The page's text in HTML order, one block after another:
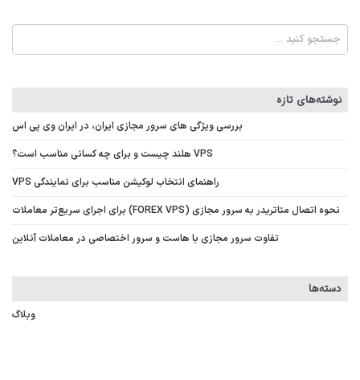
نوشته‌های تازه
بررسی ویژگی‌ های سرور مجازی ایران، در ایران وی پی اس
VPS هلند چیست و برای چه کسانی مناسب است؟
راهنمای انتخاب لوکیشن مناسب برای نمایندگی VPS
نحوه اتصال متاتریدر به سرور مجازی (FOREX VPS) برای اجرای سریع‌تر معاملات
تفاوت سرور مجازی با هاست و سرور اختصاصی در معاملات آنلاین
دسته‌ها
وبلاگ